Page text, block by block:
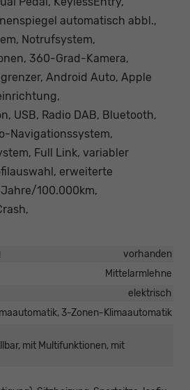
automatisch abbl.,
Notrufsystem,
360-Grad-Kamera,
Android Auto, Apple
USB, Radio DAB, Bluetooth,
Navigationssystem,
Full Link, variabler
erweiterte
100.000km,
vorhanden
Mittelarmlehne
elektrisch
3-Zonen-Klimaautomatik
mit Multifunktionen, mit